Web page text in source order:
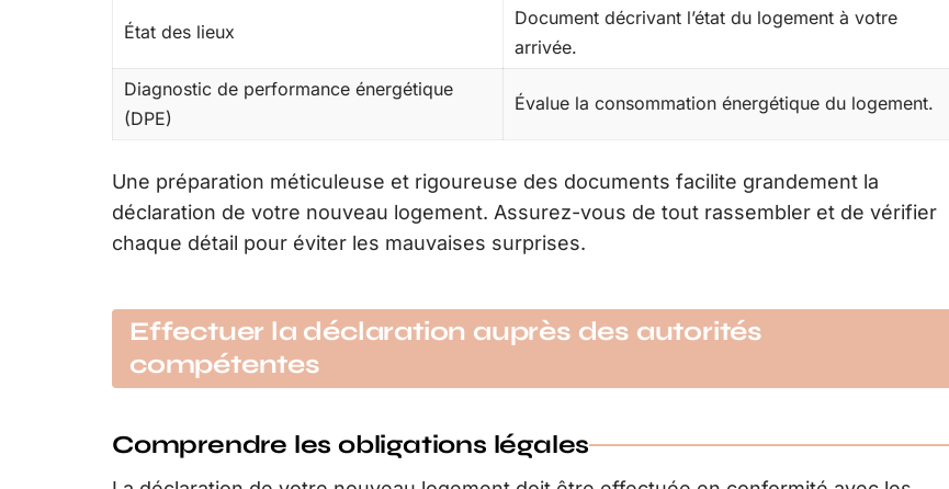
État des lieux
Document décrivant l’état du logement à votre
arrivée.
Diagnostic de performance énergétique
(DPE)
Évalue la consommation énergétique du logement.
Une préparation méticuleuse et rigoureuse des documents facilite grandement la
déclaration de votre nouveau logement. Assurez-vous de tout rassembler et de vérifier
chaque détail pour éviter les mauvaises surprises.
Effectuer la déclaration auprès des autorités
compétentes
Comprendre les obligations légales